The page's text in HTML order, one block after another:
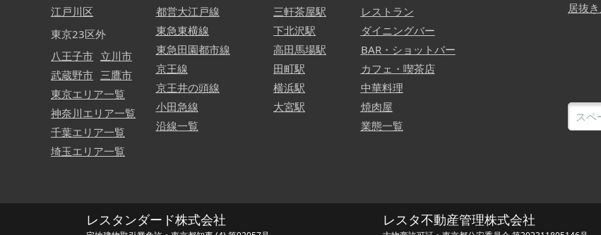
江戸川区
東京23区外
八王子市
武蔵野市
立川市
三鷹市
東京エリア一覧
神奈川エリア一覧
千葉エリア一覧
埼玉エリア一覧
都営大江戸線
東急東横線
東急田園都市線
京王線
京王井の頭線
小田急線
沿線一覧
三軒茶屋駅
下北沢駅
高田馬場駅
田町駅
横浜駅
大宮駅
レストラン
ダイニングバー
BAR・ショットバー
カフェ・喫茶店
中華料理
焼肉屋
業態一覧
居抜
レスタンダード株式会社 レスタ不動産管理株式会社